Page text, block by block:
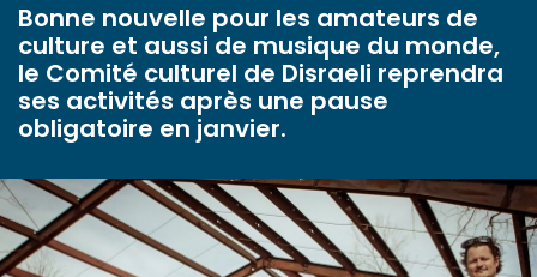
Bonne nouvelle pour les amateurs de
culture et aussi de musique du monde,
le Comité culturel de Disraeli reprendra
ses activités après une pause
obligatoire en janvier.